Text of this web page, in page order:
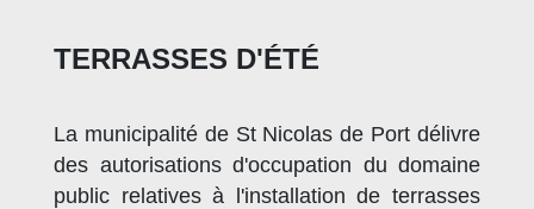
TERRASSES D'ÉTÉ
La municipalité de St Nicolas de Port délivre
des autorisations d'occupation du domaine
public relatives à l'installation de terrasses